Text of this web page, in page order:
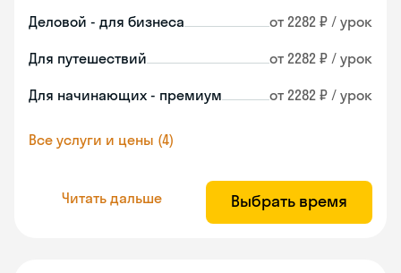
Деловой - для бизнеса от 2282 ₽ / урок
Для путешествий от 2282 ₽ / урок
Для начинающих - премиум от 2282 ₽ / урок
Все услуги и цены (4)
Читать дальше Выбрать время